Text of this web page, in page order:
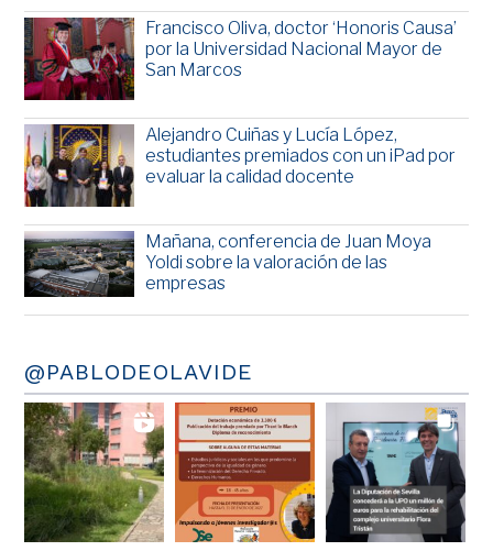
Francisco Oliva, doctor ‘Honoris Causa’
por la Universidad Nacional Mayor de
San Marcos
Alejandro Cuiñas y Lucía López,
estudiantes premiados con un iPad por
evaluar la calidad docente
Mañana, conferencia de Juan Moya
Yoldi sobre la valoración de las
empresas
@PABLODEOLAVIDE